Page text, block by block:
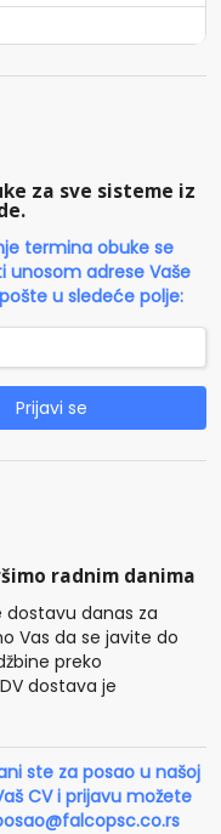
za sve sisteme iz
termina obuke se
unosom adrese Vaše
u sledeće polje:
Prijavi se
radnim danima
dostavu danas za
Vas da se javite do
preko
dostava je
ste za posao u našoj
CV i prijavu možete